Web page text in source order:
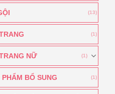
(13)
(1)
NỮ (1)
BỔ SUNG (1)